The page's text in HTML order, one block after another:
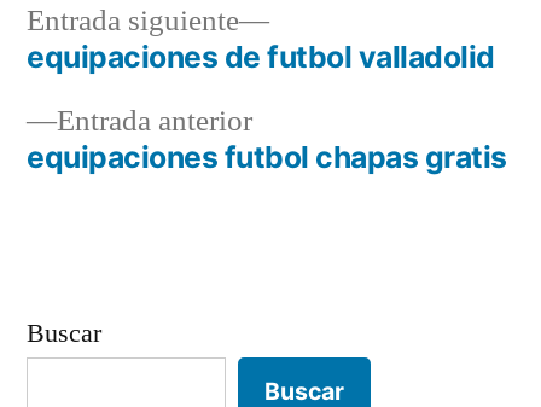
Navegación
de
entradas
Entrada anteriorEntrada
anterior:
equipaciones futbol chapas gratis
Entrada siguiente
Entrada
siguiente:
equipaciones de futbol valladolid
Buscar
Buscar